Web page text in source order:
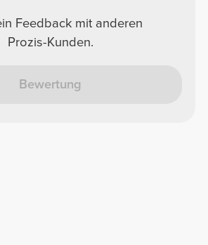
Feedback mit anderen
Prozis-Kunden.
Bewertung